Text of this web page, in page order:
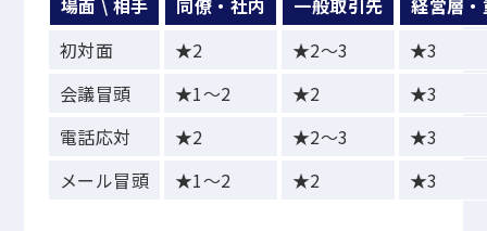
場面 \ 相手 同僚・社内 一般取引先
経営層
初対面
★2 ★2〜3
★3
会議冒頭
★1〜2 ★2
★3
電話応対
★2 ★2〜3
★3
メール冒頭
★1〜2 ★2 ★3